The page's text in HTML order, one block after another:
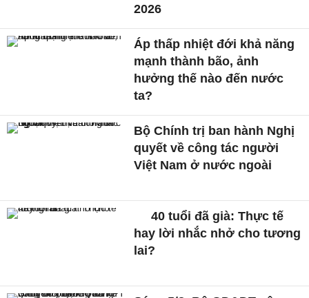
2026
Áp thấp nhiệt đới khả năng
mạnh thành bão, ảnh
hưởng thế nào đến nước
ta?
Bộ Chính trị ban hành Nghị
quyết về công tác người
Việt Nam ở nước ngoài
40 tuổi đã già: Thực tế
hay lời nhắc nhở cho tương
lai?